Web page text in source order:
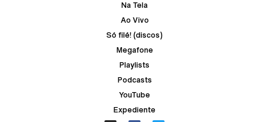
Na Tela
Ao Vivo
Só filé! (discos)
Megafone
Playlists
Podcasts
YouTube
Expediente